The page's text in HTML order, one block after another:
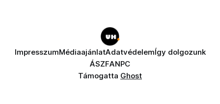
ImpresszumMédiaajánlatAdatvédelemÍgy dolgozunk
ÁSZFANPC
Támogatta Ghost